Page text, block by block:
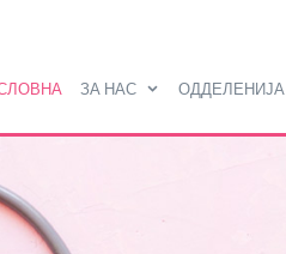
ЗА НАС ОДДЕЛЕНИЈА